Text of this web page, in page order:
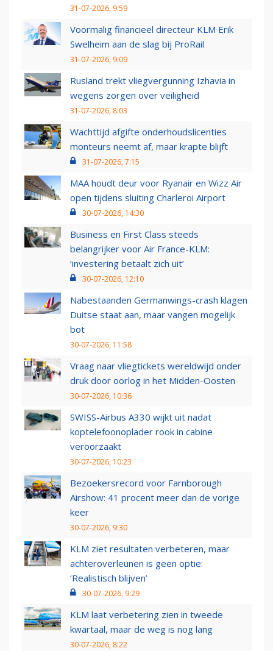
31-07-2026, 9:59
Voormalig financieel directeur KLM Erik
Swelheim aan de slag bij ProRail
31-07-2026, 9:09
Rusland trekt vliegvergunning Izhavia in
wegens zorgen over veiligheid
31-07-2026, 8:03
Wachttijd afgifte onderhoudslicenties
monteurs neemt af, maar krapte blijft
31-07-2026, 7:15
MAA houdt deur voor Ryanair en Wizz Air
open tijdens sluiting Charleroi Airport
30-07-2026, 14:30
Business en First Class steeds
belangrijker voor Air France-KLM:
‘investering betaalt zich uit’
30-07-2026, 12:10
Nabestaanden Germanwings-crash klagen
Duitse staat aan, maar vangen mogelijk
bot
30-07-2026, 11:58
Vraag naar vliegtickets wereldwijd onder
druk door oorlog in het Midden-Oosten
30-07-2026, 10:36
SWISS-Airbus A330 wijkt uit nadat
koptelefoonoplader rook in cabine
veroorzaakt
30-07-2026, 10:23
Bezoekersrecord voor Farnborough
Airshow: 41 procent meer dan de vorige
keer
30-07-2026, 9:30
KLM ziet resultaten verbeteren, maar
achteroverleunen is geen optie:
‘Realistisch blijven’
30-07-2026, 9:29
KLM laat verbetering zien in tweede
kwartaal, maar de weg is nog lang
30-07-2026, 8:22